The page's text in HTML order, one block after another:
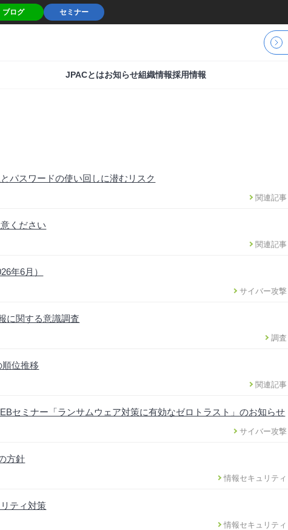
ブログ セミナー
JPACとはお知らせ組織情報採用情報
パスワードの使い回しに潜むリスク
関連記事
ください
関連記事
年6月）
サイバー攻撃
に関する意識調査
調査
位推移
関連記事
セミナー「ランサムウェア対策に有効なゼロトラスト」のお知らせ
サイバー攻撃
方針
情報セキュリティ
ティ対策
情報セキュリティ